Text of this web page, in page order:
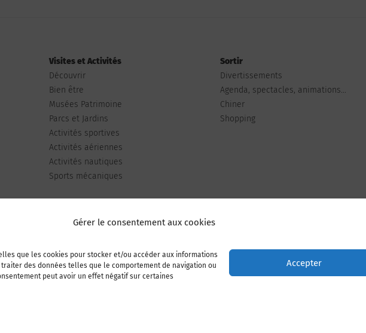
Gérer le consentement aux cookies
que les cookies pour stocker et/ou accéder aux informations
des données telles que le comportement de navigation ou
peut avoir un effet négatif sur certaines
Accepter
Visites et Activités
Découvrir
Bien être
Musées Patrimoine
Parcs et Jardins
Activités sportives
Activités aériennes
Activités nautiques
Sports mécaniques
Sortir
Divertissements
Agenda, spectacles, animations...
Chiner
Shopping
Publiez votre annonce Adhérer à l’association Nous